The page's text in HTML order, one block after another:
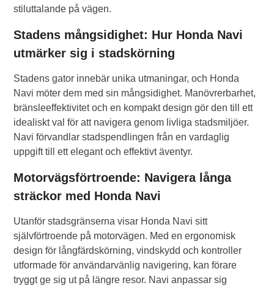
stiluttalande på vägen.
Stadens mångsidighet: Hur Honda Navi
utmärker sig i stadskörning
Stadens gator innebär unika utmaningar, och Honda
Navi möter dem med sin mångsidighet. Manövrerbarhet,
bränsleeffektivitet och en kompakt design gör den till ett
idealiskt val för att navigera genom livliga stadsmiljöer.
Navi förvandlar stadspendlingen från en vardaglig
uppgift till ett elegant och effektivt äventyr.
Motorvägsförtroende: Navigera långa
sträckor med Honda Navi
Utanför stadsgränserna visar Honda Navi sitt
självförtroende på motorvägen. Med en ergonomisk
design för långfärdskörning, vindskydd och kontroller
utformade för användarvänlig navigering, kan förare
tryggt ge sig ut på längre resor. Navi anpassar sig